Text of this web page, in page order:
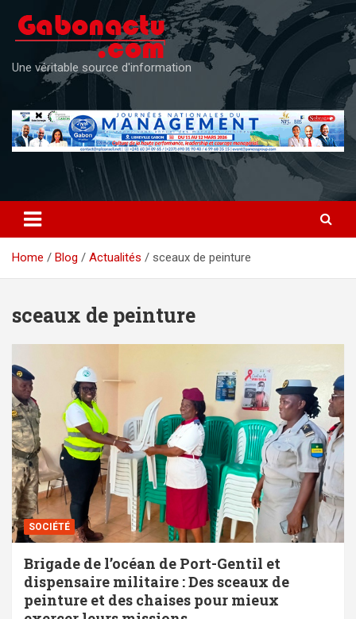
content
Une véritable source d'information
Home Blog Actualités sceaux de peinture
sceaux de peinture
SOCIÉTÉ
Brigade de l’océan de Port-Gentil et
dispensaire militaire : Des sceaux de
peinture et des chaises pour mieux